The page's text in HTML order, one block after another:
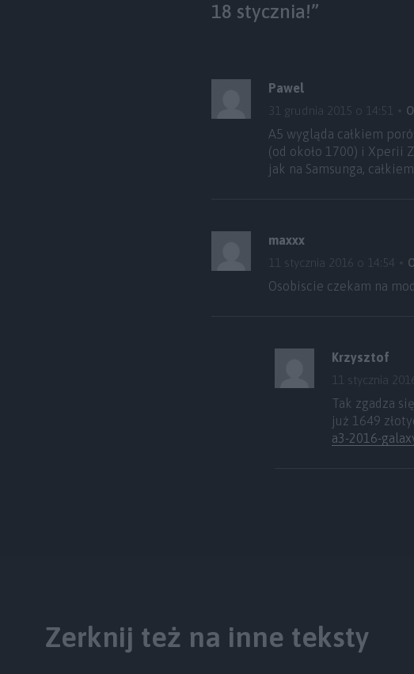
18 stycznia!”
Pawel
31 grudnia 2015 o 14:51
A5 wygląda całkiem
(od około 1700) i Xperii
jak na Samsunga,
maxxx
11 stycznia 2016 o 14:54
Osobiscie czekam na
Krzysztof
11 stycznia
Tak zgadza
już 1649
a3-2016-
Zerknij też na inne teksty